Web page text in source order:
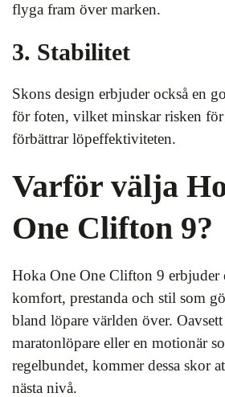
flyga fram över marken.
3. Stabilitet
Skons design erbjuder också en
för foten, vilket minskar risken
förbättrar löpeffektiviteten.
Varför välja
One Clifton 9?
Hoka One One Clifton 9
komfort, prestanda och stil som
bland löpare världen över.
maratonlöpare eller en motionär
regelbundet, kommer dessa skor
nästa nivå.